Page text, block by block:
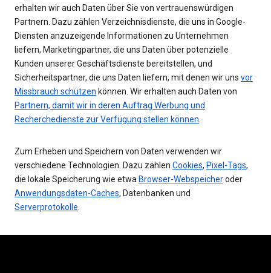
erhalten wir auch Daten über Sie von vertrauenswürdigen
Partnern. Dazu zählen Verzeichnisdienste, die uns in Google-
Diensten anzuzeigende Informationen zu Unternehmen
liefern, Marketingpartner, die uns Daten über potenzielle
Kunden unserer Geschäftsdienste bereitstellen, und
Sicherheitspartner, die uns Daten liefern, mit denen wir uns vor
Missbrauch schützen können. Wir erhalten auch Daten von
Partnern, damit wir in deren Auftrag Werbung und
Recherchedienste zur Verfügung stellen können
Zum Erheben und Speichern von Daten verwenden wir
verschiedene Technologien. Dazu zählen Cookies, Pixel-Tags,
die lokale Speicherung wie etwa Browser-Webspeicheroder
Anwendungsdaten-Caches, Datenbanken und
Serverprotokolle